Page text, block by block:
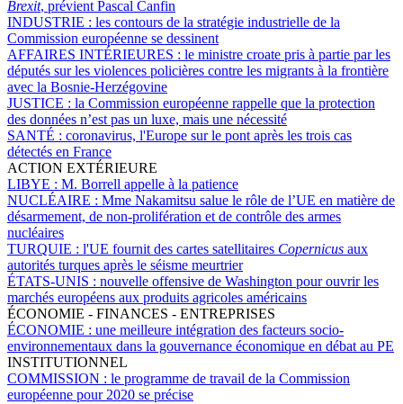
Brexit, prévient Pascal Canfin
INDUSTRIE : les contours de la stratégie industrielle de la
Commission européenne se dessinent
AFFAIRES INTÉRIEURES : le ministre croate pris à partie par les
députés sur les violences policières contre les migrants à la frontière
avec la Bosnie-Herzégovine
JUSTICE : la Commission européenne rappelle que la protection
des données n’est pas un luxe, mais une nécessité
SANTÉ : coronavirus, l'Europe sur le pont après les trois cas
détectés en France
ACTION EXTÉRIEURE
LIBYE : M. Borrell appelle à la patience
NUCLÉAIRE : Mme Nakamitsu salue le rôle de l’UE en matière de
désarmement, de non-prolifération et de contrôle des armes
nucléaires
TURQUIE : l'UE fournit des cartes satellitaires Copernicus aux
autorités turques après le séisme meurtrier
ÉTATS-UNIS : nouvelle offensive de Washington pour ouvrir les
marchés européens aux produits agricoles américains
ÉCONOMIE - FINANCES - ENTREPRISES
ÉCONOMIE : une meilleure intégration des facteurs socio-
environnementaux dans la gouvernance économique en débat au PE
INSTITUTIONNEL
COMMISSION : le programme de travail de la Commission
européenne pour 2020 se précise